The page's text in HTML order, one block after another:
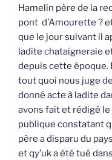
Hamelin père de la
pont d’Amourette ?
que le jour suivant il
ladite chataigneraie
depuis cette époque.
tout quoi nous juge
donné acte à ladite
avons fait et rédigé
publique constatant
père a disparu du
et qy’uk a été tué